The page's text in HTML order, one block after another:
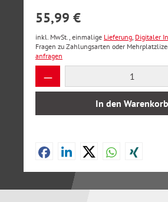
55,99 €
inkl. MwSt., einmalige Lieferung, Digitaler
Fragen zu Zahlungsarten oder
anfragen
Produkt Anzahl: Gib
In den Warenkorb